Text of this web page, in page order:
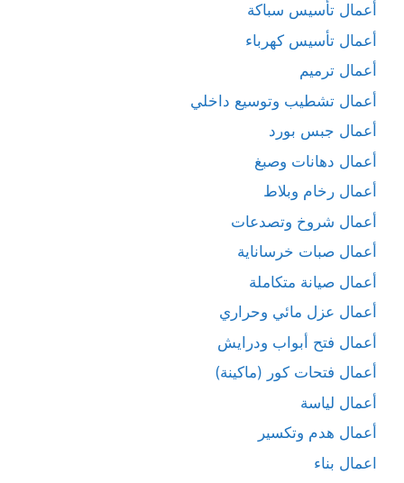
أعمال تأسيس سباكة
أعمال تأسيس كهرباء
أعمال ترميم
أعمال تشطيب وتوسيع داخلي
أعمال جبس بورد
أعمال دهانات وصبغ
أعمال رخام وبلاط
أعمال شروخ وتصدعات
أعمال صبات خرساناية
أعمال صيانة متكاملة
أعمال عزل مائي وحراري
أعمال فتح أبواب ودرايش
أعمال فتحات كور (ماكينة)
أعمال لياسة
أعمال هدم وتكسير
اعمال بناء